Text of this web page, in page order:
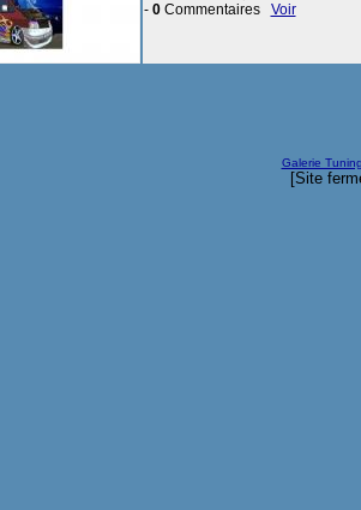
- 0Commentaires Voir
Galerie
[Site